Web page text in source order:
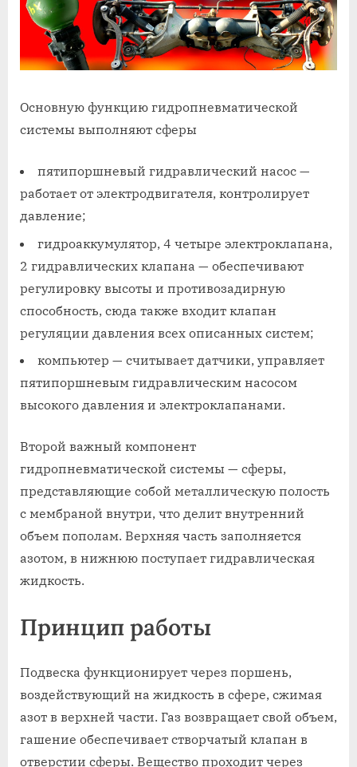
Основную функцию гидропневматической
системы выполняют сферы
пятипоршневый гидравлический насос —
работает от электродвигателя, контролирует
давление;
гидроаккумулятор, 4 четыре электроклапана,
2 гидравлических клапана — обеспечивают
регулировку высоты и противозадирную
способность, сюда также входит клапан
регуляции давления всех описанных систем;
компьютер — считывает датчики, управляет
пятипоршневым гидравлическим насосом
высокого давления и электроклапанами.
Второй важный компонент
гидропневматической системы — сферы,
представляющие собой металлическую полость
с мембраной внутри, что делит внутренний
объем пополам. Верхняя часть заполняется
азотом, в нижнюю поступает гидравлическая
жидкость.
Принцип работы
Подвеска функционирует через поршень,
воздействующий на жидкость в сфере, сжимая
азот в верхней части. Газ возвращает свой объем,
гашение обеспечивает створчатый клапан в
отверстии сферы. Вещество проходит через